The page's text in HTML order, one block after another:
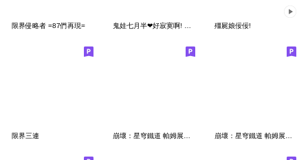
限界侵略者 =87們再現= 殭屍娘佞佞!
限界三連